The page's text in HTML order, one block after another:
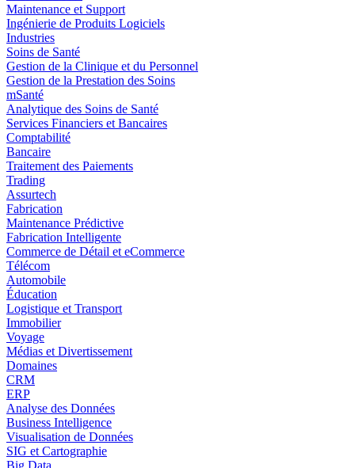
Maintenance et Support
Ingénierie de Produits Logiciels
Industries
Soins de Santé
Gestion de la Clinique et du Personnel
Gestion de la Prestation des Soins
mSanté
Analytique des Soins de Santé
Services Financiers et Bancaires
Comptabilité
Bancaire
Traitement des Paiements
Trading
Assurtech
Fabrication
Maintenance Prédictive
Fabrication Intelligente
Commerce de Détail et eCommerce
Télécom
Automobile
Éducation
Logistique et Transport
Immobilier
Voyage
Médias et Divertissement
Domaines
CRM
ERP
Analyse des Données
Business Intelligence
Visualisation de Données
SIG et Cartographie
Big Data